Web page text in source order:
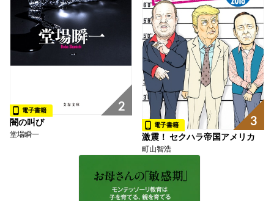
2
電子書籍
闇の叫び
堂場瞬一
3
電子書籍
激震！ セクハラ帝国アメリカ
町山智浩